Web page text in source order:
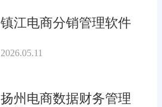
镇江电商分销管理软件
2026.05.11
扬州电商数据财务管理